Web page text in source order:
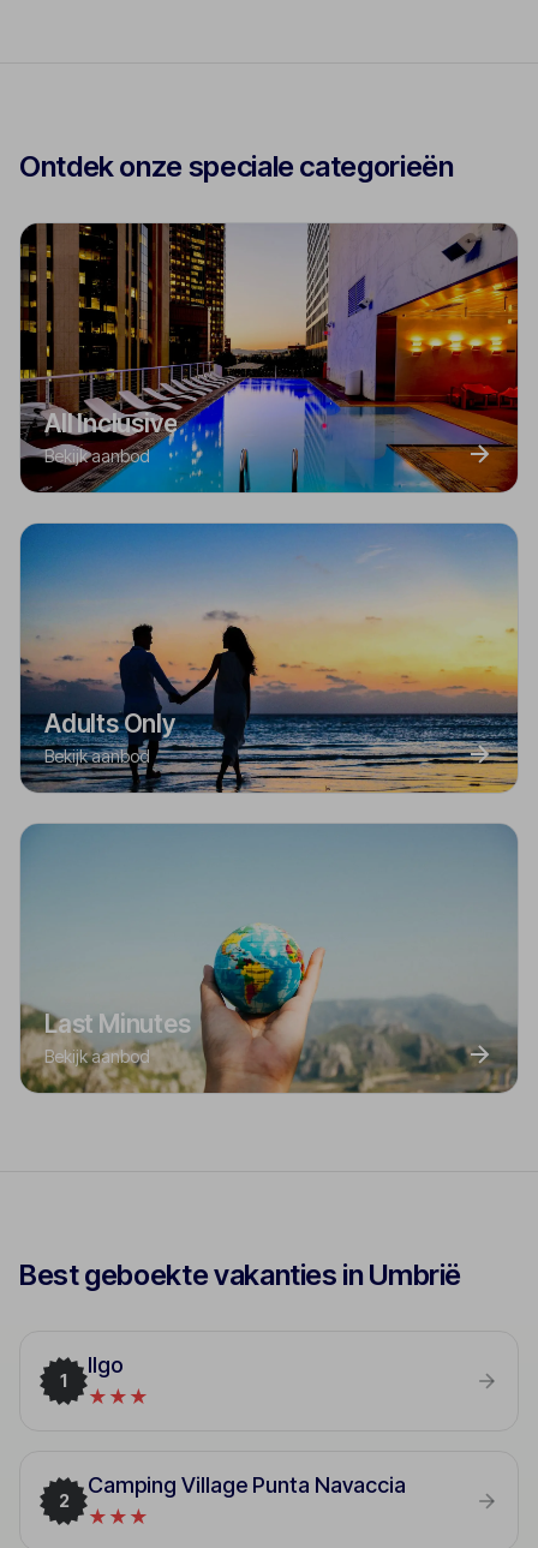
Ontdek onze speciale categorieën
All Inclusive
Bekijk aanbod
Adults Only
Bekijk aanbod
Last Minutes
Bekijk aanbod
Best geboekte vakanties in Umbrië
1
Ilgo
★★★
2
Camping Village Punta Navaccia
★★★